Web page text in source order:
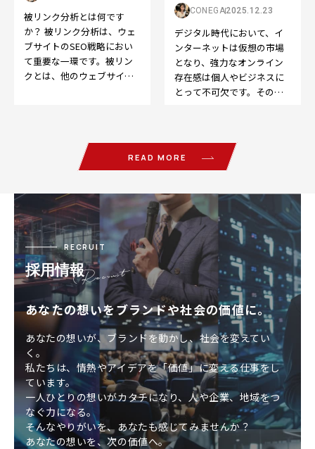
被リンク分析とは何です
か？ 被リンク分析は、ウェ
ブサイトのSEO戦略におい
て重要な一環です。被リン
クとは、他のウェブサイト
CONEGA2025.12.23
デジタル時代において、イ
ンターネットは仮想の市場
となり、強力なオンライン
存在感は個人やビジネスに
とって不可欠です。そのた
READ MORE
RECRUIT
採用情報
あなたの想いをブランドや社会の価値に。
あなたの想いが、ブランドを動かし、社会を変えてい
く。
私たちは、情熱やアイデアを「価値」に変える仕事をし
ています。
一人ひとりの想いがカタチになり、人や企業、地域をつ
なぐ力になる。
そんなやりがいを、あなたも感じてみませんか？
あなたの想いを、次の価値へ。